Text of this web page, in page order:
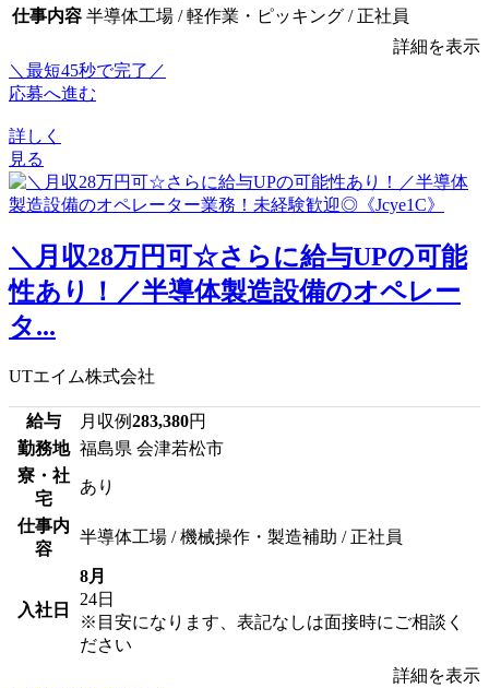
仕事内容 半導体工場 / 軽作業・ピッキング / 正社員
詳細を表示
＼最短45秒で完了／
応募へ進む
詳しく
見る
＼月収28万円可☆さらに給与UPの可能
性あり！／半導体製造設備のオペレー
タ...
UTエイム株式会社
給与 月収例283,380円
勤務地 福島県 会津若松市
寮・社
宅
あり
仕事内
容
半導体工場 / 機械操作・製造補助 / 正社員
入社日
8月
24日
※目安になります、表記なしは面接時にご相談く
ださい
詳細を表示